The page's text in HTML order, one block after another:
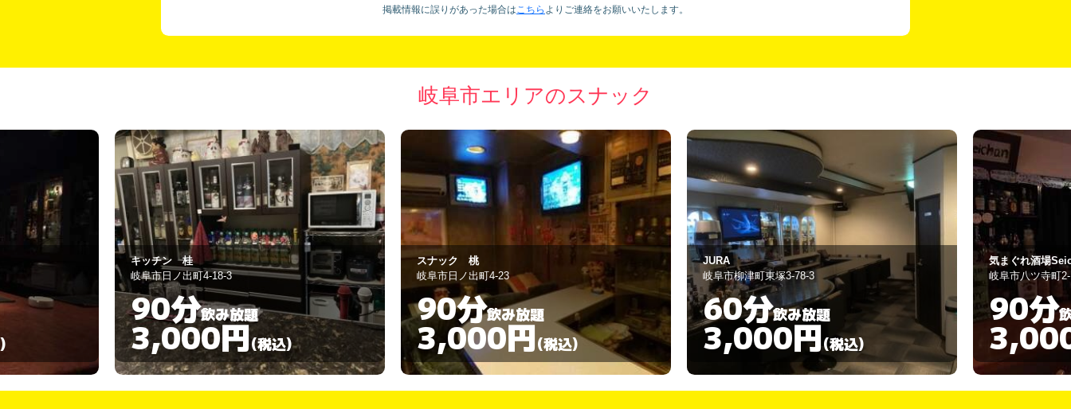
掲載情報に誤りがあった場合はこちら より ご連絡をお願いいたします。
岐阜市エリアのスナック
スナック 桃
岐阜市日ノ出町4-23
90分飲み放題
3,000円(税込)
JURA
岐阜市柳津町東塚3-78-3
60分飲み放題
3,000円(税込)
気まぐれ酒場Seichan
岐阜市八ツ寺町2-17
90分飲み放題
3,000円(税込)
スナック ボン
岐阜市弥八町30
60分